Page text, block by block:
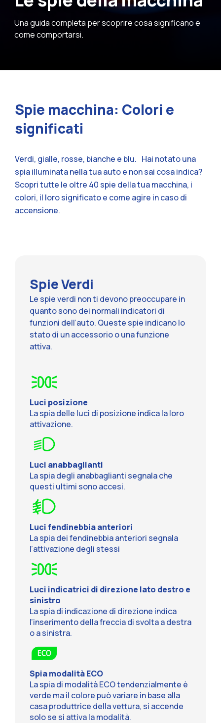
Una guida completa per scoprire cosa significano e
come comportarsi.
Spie macchina: Colori e
significati
Verdi, gialle, rosse, bianche e blu. Hai notato una
spia illuminata nella tua auto e non sai cosa indica?
Scopri tutte le oltre 40 spie della tua macchina, i
colori, il loro significato e come agire in caso di
accensione.
Spie Verdi
Le spie verdi non ti devono preoccupare in
quanto sono dei normali indicatori di
funzioni dell’auto. Queste spie indicano lo
stato di un accessorio o una funzione
attiva.
Luci posizione
La spia delle luci di posizione indica la loro
attivazione.
Luci anabbaglianti
La spia degli anabbaglianti segnala che
questi ultimi sono accesi.
Luci fendinebbia anteriori
La spia dei fendinebbia anteriori segnala
l’attivazione degli stessi
Luci indicatrici di direzione lato destro e
sinistro
La spia di indicazione di direzione indica
l’inserimento della freccia di svolta a destra
o a sinistra.
Spia modalità ECO
La spia di modalità ECO tendenzialmente è
verde ma il colore può variare in base alla
casa produttrice della vettura, si accende
solo se si attiva la modalità.